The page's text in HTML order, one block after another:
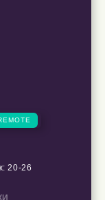
20-26